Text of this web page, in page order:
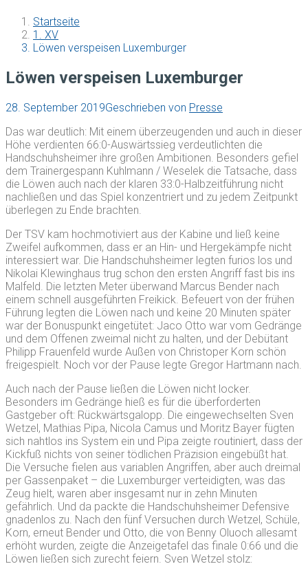
Startseite
1. XV
Löwen verspeisen Luxemburger
Löwen verspeisen Luxemburger
28. September 2019Geschrieben von Presse
Das war deutlich: Mit einem überzeugenden und auch in dieser
Höhe verdienten 66:0-Auswärtssieg verdeutlichten die
Handschuhsheimer ihre großen Ambitionen. Besonders gefiel
dem Trainergespann Kuhlmann / Weselek die Tatsache, dass
die Löwen auch nach der klaren 33:0-Halbzeitführung nicht
nachließen und das Spiel konzentriert und zu jedem Zeitpunkt
überlegen zu Ende brachten.
Der TSV kam hochmotiviert aus der Kabine und ließ keine
Zweifel aufkommen, dass er an Hin- und Hergekämpfe nicht
interessiert war. Die Handschuhsheimer legten furios los und
Nikolai Klewinghaus trug schon den ersten Angriff fast bis ins
Malfeld. Die letzten Meter überwand Marcus Bender nach
einem schnell ausgeführten Freikick. Befeuert von der frühen
Führung legten die Löwen nach und keine 20 Minuten später
war der Bonuspunkt eingetütet: Jaco Otto war vom Gedränge
und dem Offenen zweimal nicht zu halten, und der Debütant
Philipp Frauenfeld wurde Außen von Christoper Korn schön
freigespielt. Noch vor der Pause legte Gregor Hartmann nach.
Auch nach der Pause ließen die Löwen nicht locker.
Besonders im Gedränge hieß es für die überforderten
Gastgeber oft: Rückwärtsgalopp. Die eingewechselten Sven
Wetzel, Mathias Pipa, Nicola Camus und Moritz Bayer fügten
sich nahtlos ins System ein und Pipa zeigte routiniert, dass der
Kickfuß nichts von seiner tödlichen Präzision eingebüßt hat.
Die Versuche fielen aus variablen Angriffen, aber auch dreimal
per Gassenpaket – die Luxemburger verteidigten, was das
Zeug hielt, waren aber insgesamt nur in zehn Minuten
gefährlich. Und da packte die Handschuhsheimer Defensive
gnadenlos zu. Nach den fünf Versuchen durch Wetzel, Schüle,
Korn, erneut Bender und Otto, die von Benny Oluoch allesamt
erhöht wurden, zeigte die Anzeigetafel das finale 0:66 und die
Löwen ließen sich zurecht feiern. Sven Wetzel stolz: